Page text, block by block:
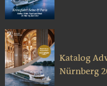
Katalog
Nürnberg